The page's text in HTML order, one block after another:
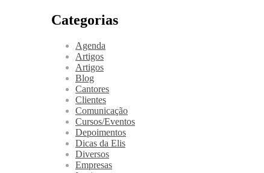
Categorias
Agenda
Artigos
Artigos
Blog
Cantores
Clientes
Comunicação
Cursos/Eventos
Depoimentos
Dicas da Elis
Diversos
Empresas